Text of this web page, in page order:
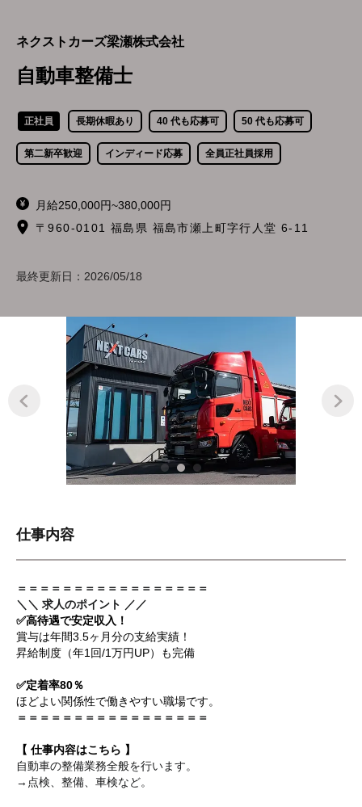
ネクストカーズ梁瀬株式会社
自動車整備士
正社員 長期休暇あり 40 代も応募可 50 代も応募可
第二新卒歓迎 インディード応募 全員正社員採用
月給250,000円~380,000円
〒960-0101 福島県 福島市瀬上町字行人堂 6-11
最終更新日： 2026/05/18
仕事内容
＝＝＝＝＝＝＝＝＝＝＝＝＝＝＝＝＝
＼＼ 求人のポイント ／／
✅高待遇で安定収入！
賞与は年間3.5ヶ月分の支給実績！
昇給制度（年1回/1万円UP）も完備
✅定着率80％
ほどよい関係性で働きやすい職場です。
＝＝＝＝＝＝＝＝＝＝＝＝＝＝＝＝＝
【 仕事内容はこちら 】
自動車の整備業務全般を行います。
→点検、整備、車検など。